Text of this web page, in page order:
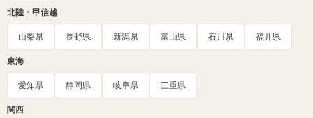
北陸・甲信越
山梨県 長野県 新潟県 富山県 石川県 福井県
東海
愛知県 静岡県 岐阜県 三重県
関西